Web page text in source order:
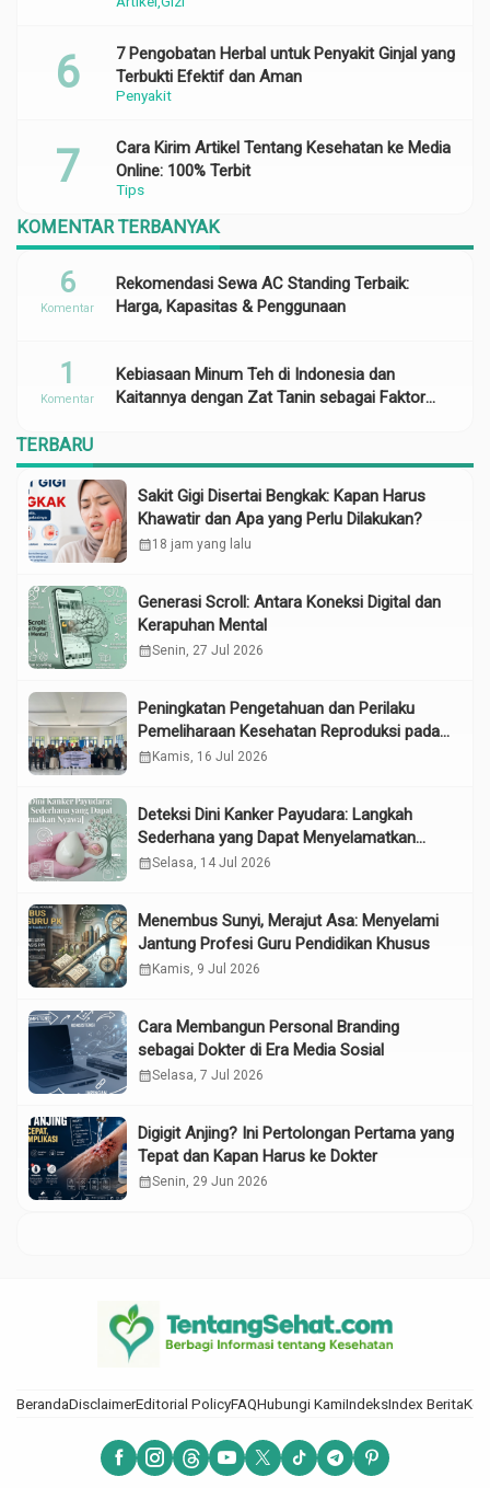
Penyakit
7 Pengobatan Herbal untuk Penyakit Ginjal yang
Terbukti Efektif dan Aman
Tips
Cara Kirim Artikel Tentang Kesehatan ke Media
Online: 100% Terbit
KOMENTAR TERBANYAK
Rekomendasi Sewa AC Standing Terbaik:
Harga, Kapasitas & Penggunaan
6
Komentar
Kebiasaan Minum Teh di Indonesia dan
Kaitannya dengan Zat Tanin sebagai Faktor
1
Komentar
TERBARU
Sakit Gigi Disertai Bengkak: Kapan Harus
Khawatir dan Apa yang Perlu Dilakukan?
calendar_month18 jam yang lalu
Generasi Scroll: Antara Koneksi Digital dan
Kerapuhan Mental
calendar_monthSenin, 27 Jul 2026
Peningkatan Pengetahuan dan Perilaku
Pemeliharaan Kesehatan Reproduksi pada
Lansia melalui Edukasi dan Konseling di
calendar_month Kamis, 16 Jul 2026
Deteksi Dini Kanker Payudara: Langkah
Sederhana yang Dapat Menyelamatkan
Nyawa
calendar_monthSelasa, 14 Jul 2026
Menembus Sunyi, Merajut Asa: Menyelami
Jantung Profesi Guru Pendidikan Khusus
calendar_month Kamis, 9 Jul 2026
Cara Membangun Personal Branding
sebagai Dokter di Era Media Sosial
calendar_monthSelasa, 7 Jul 2026
Digigit Anjing? Ini Pertolongan Pertama yang
Tepat dan Kapan Harus ke Dokter
calendar_monthSenin, 29 Jun 2026
BerandaDisclaimerEditorial PolicyFAQHubungi KamiIndeksIndex Berita